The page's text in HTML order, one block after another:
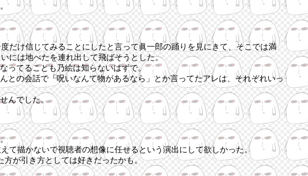
だけ信じてみることにしたと言って眞一郎の踊りを見にきて、そこでは満
には地べたを連れ出して飛ばそうとした。
ってることも乃絵は知らないはずで。
の会話で「呪いなんて物があるなら」とか言ってたアレは、それぞれいっ
んでした。
て描かないで視聴者の想像に任せるという演出にして欲しかった。
が引き方としては好きだったかも。